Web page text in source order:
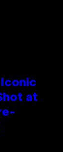
Iconic
at